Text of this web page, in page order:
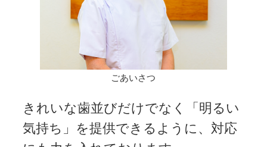
ごあいさつ
きれいな歯並びだけでなく「明るい
気持ち」を提供できるように、対応